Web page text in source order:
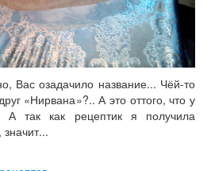
Вас озадачило название... Чёй-то
«Нирвана»?.. А это оттого, что у
А так как рецептик я получила